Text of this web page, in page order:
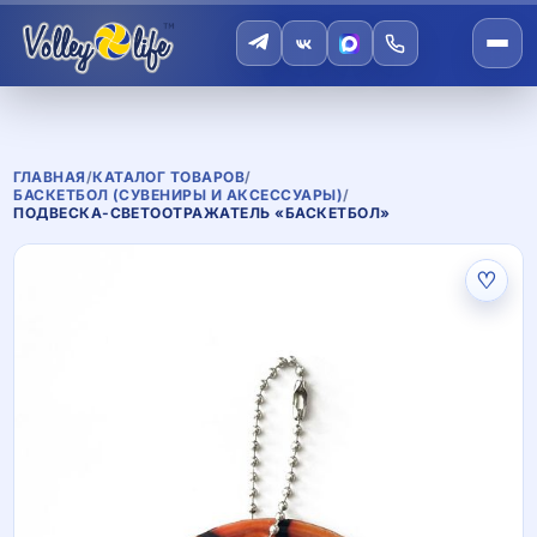
ГЛАВНАЯ/КАТАЛОГ ТОВАРОВ/
БАСКЕТБОЛ (СУВЕНИРЫ И АКСЕССУАРЫ)/
ПОДВЕСКА-СВЕТООТРАЖАТЕЛЬ «БАСКЕТБОЛ»
♡